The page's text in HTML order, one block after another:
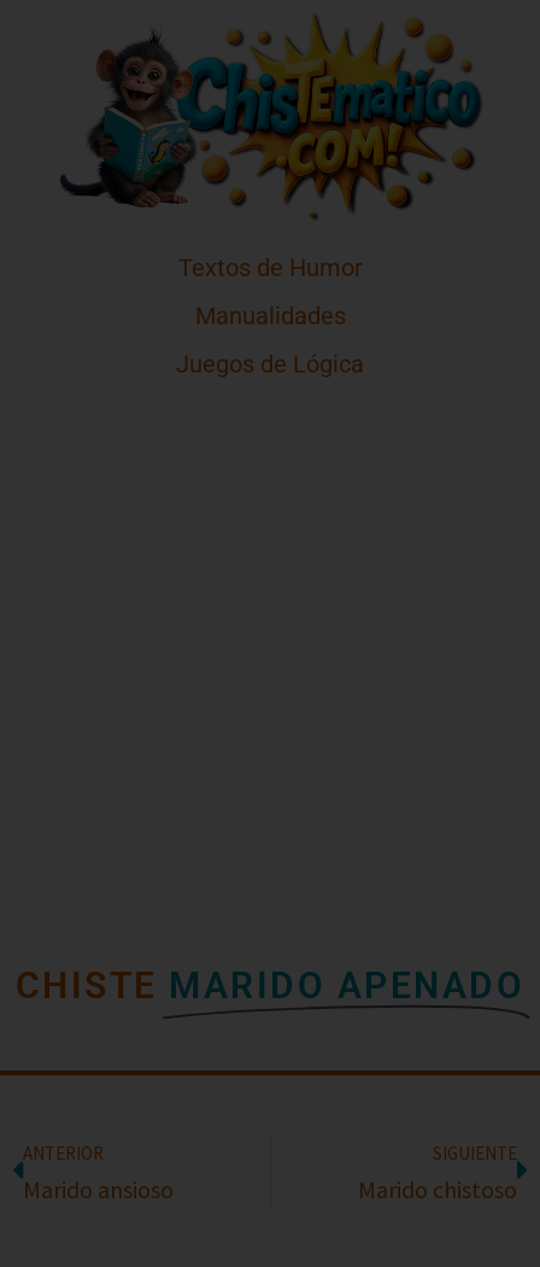
Textos de Humor
Manualidades
Juegos de Lógica
CHISTE MARIDO APENADO
ANTERIOR
Marido ansioso
SIGUIENTE
Marido chistoso